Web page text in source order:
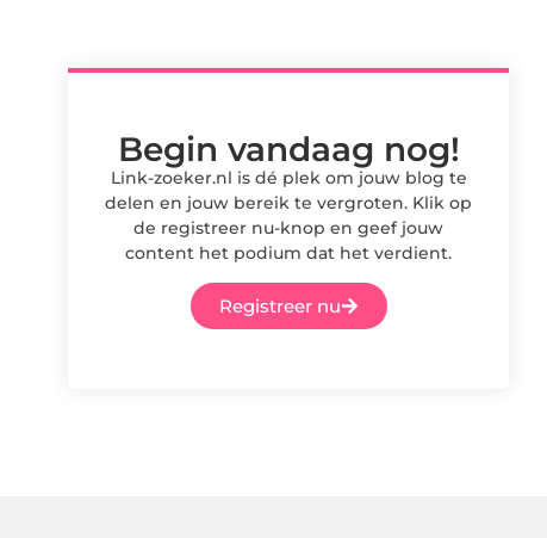
Begin vandaag nog!
Link-zoeker.nl is dé plek om jouw blog te
delen en jouw bereik te vergroten. Klik op
de registreer nu-knop en geef jouw
content het podium dat het verdient.
Registreer nu